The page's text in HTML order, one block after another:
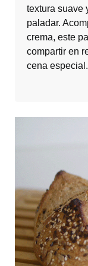
textura suave
paladar.
crema, este
compartir en
cena